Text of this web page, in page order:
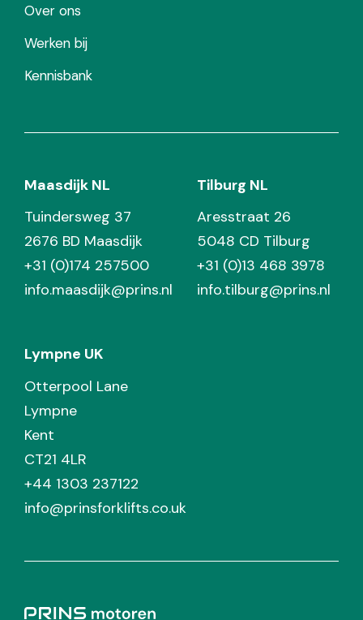
Over ons
Werken bij
Kennisbank
Maasdijk NL
Tuindersweg 37
2676 BD Maasdijk
+31 (0)174 257500
info.maasdijk@prins.nl
Tilburg NL
Aresstraat 26
5048 CD Tilburg
+31 (0)13 468 3978
info.tilburg@prins.nl
Lympne UK
Otterpool Lane
Lympne
Kent
CT21 4LR
+44 1303 237122
info@prinsforklifts.co.uk